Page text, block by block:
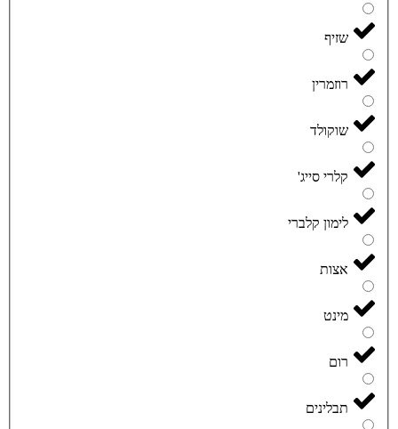
שזיף
רוזמרין
שוקולד
קלרי סייג'
לימון קלברי
אצות
מינט
רום
תבלינים